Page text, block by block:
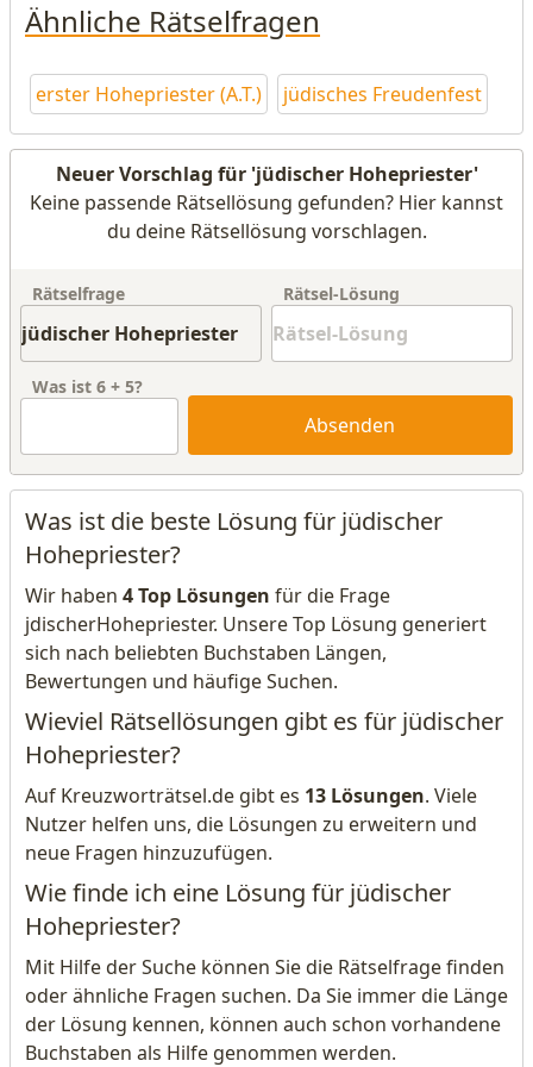
Ähnliche Rätselfragen
erster Hohepriester (A.T.) jüdisches Freudenfest
Neuer Vorschlag für 'jüdischer Hohepriester'
Keine passende Rätsellösung gefunden? Hier kannst
du deine Rätsellösung vorschlagen.
Rätselfrage Rätsel-Lösung
Was ist 6 + 5?
Absenden
Was ist die beste Lösung für jüdischer
Hohepriester?
Wir haben 4 Top Lösungen für die Frage
jdischerHohepriester. Unsere Top Lösung generiert
sich nach beliebten Buchstaben Längen,
Bewertungen und häufige Suchen.
Wieviel Rätsellösungen gibt es für jüdischer
Hohepriester?
Auf Kreuzworträtsel.de gibt es 13 Lösungen. Viele
Nutzer helfen uns, die Lösungen zu erweitern und
neue Fragen hinzuzufügen.
Wie finde ich eine Lösung für jüdischer
Hohepriester?
Mit Hilfe der Suche können Sie die Rätselfrage finden
oder ähnliche Fragen suchen. Da Sie immer die Länge
der Lösung kennen, können auch schon vorhandene
Buchstaben als Hilfe genommen werden.